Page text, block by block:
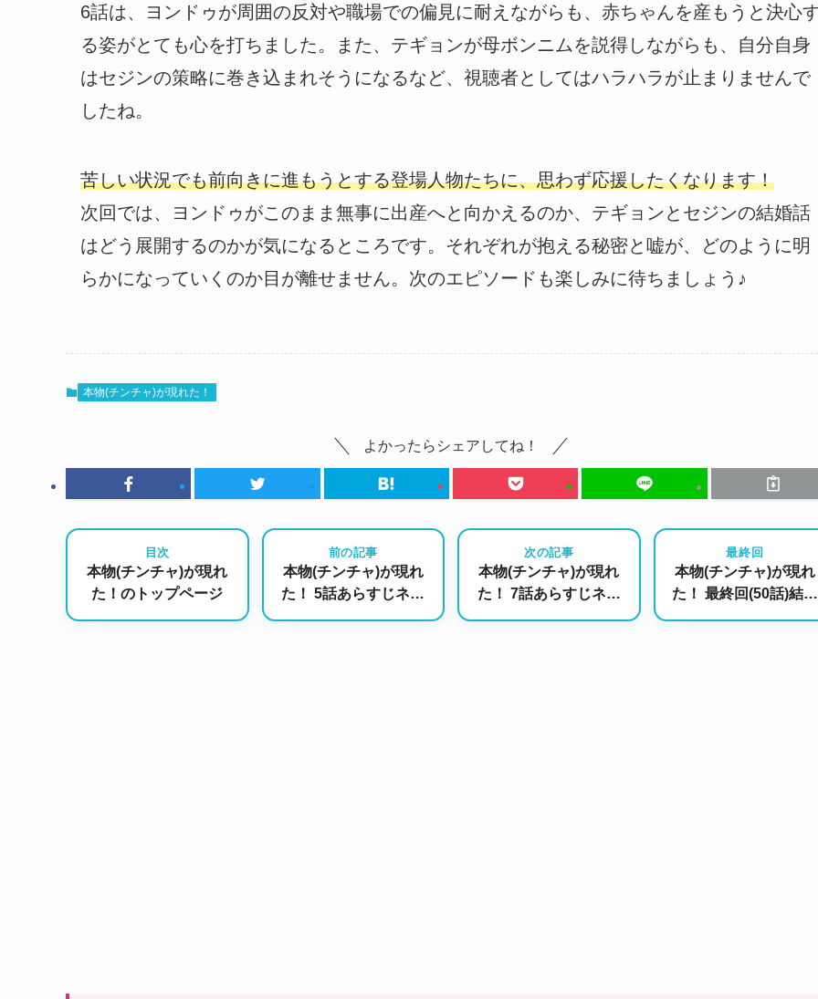
6話は、ヨンドゥが周囲の反対や職場での偏見に耐えながらも、赤ちゃんを産もうと決心
る姿がとても心を打ちました。また、テギョンが母ボンニムを説得しながらも、自分自身
はセジンの策略に巻き込まれそうになるなど、視聴者としてはハラハラが止まりませんで
したね。
苦しい状況でも前向きに進もうとする登場人物たちに、思わず応援したくなります！
次回では、ヨンドゥがこのまま無事に出産へと向かえるのか、テギョンとセジンの結婚話
はどう展開するのかが気になるところです。それぞれが抱える秘密と嘘が、どのように明
らかになっていくのか目が離せません。次のエピソードも楽しみに待ちましょう♪
本物(チンチャ)が現れた！
よかったらシェアしてね！
目次
本物(チンチャ)が現れ
た！のトップページ
前の記事
本物(チンチャ)が現れ
た！ 5話あらすじネタ
次の記事
本物(チンチャ)が現れ
た！ 7話あらすじネタ
最終回
本物(チンチャ)が現れ
た！ 最終回(50話)結末